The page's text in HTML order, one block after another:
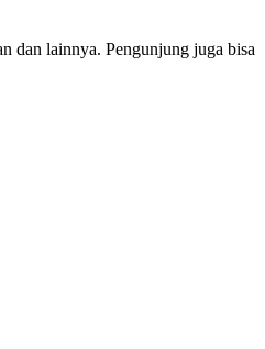
dan lainnya. Pengunjung juga bisa